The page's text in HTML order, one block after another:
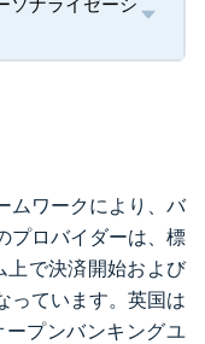
ムワークにより、バ
プロバイダーは、標
上で決済開始および
っています。英国は
ープンバンキングユ